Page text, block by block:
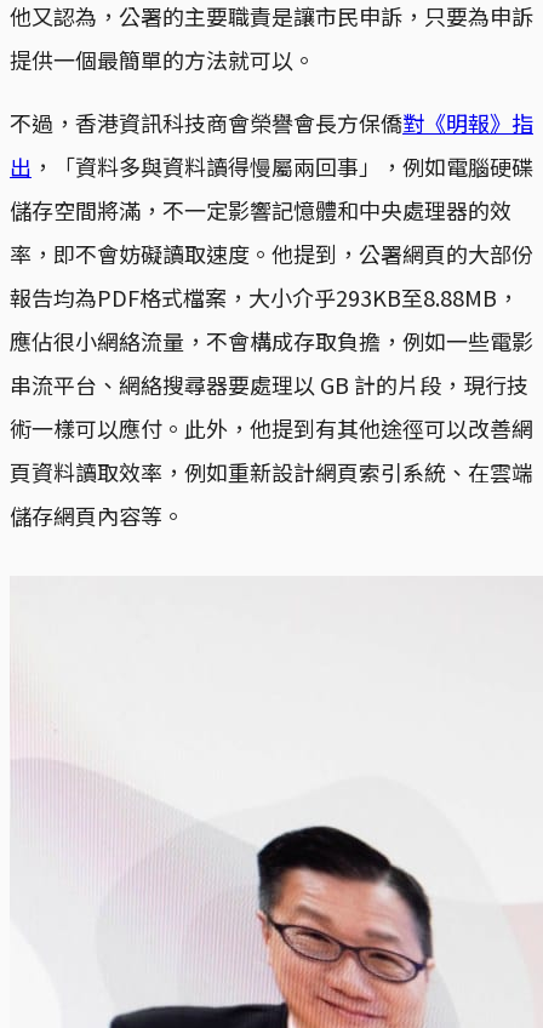
他又認為，公署的主要職責是讓市民申訴，只要為申訴
提供一個最簡單的方法就可以。
不過，香港資訊科技商會榮譽會長方保僑對《明報》指
出 ，「資料多與資料讀得慢屬兩回事」，例如電腦硬碟
儲存空間將滿，不一定影響記憶體和中央處理器的效
率，即不會妨礙讀取速度。他提到，公署網頁的大部份
報告均為PDF格式檔案，大小介乎293KB至8.88MB，
應佔很小網絡流量，不會構成存取負擔，例如一些電影
串流平台、網絡搜尋器要處理以 GB 計的片段，現行技
術一樣可以應付。此外，他提到有其他途徑可以改善網
頁資料讀取效率，例如重新設計網頁索引系統、在雲端
儲存網頁內容等。